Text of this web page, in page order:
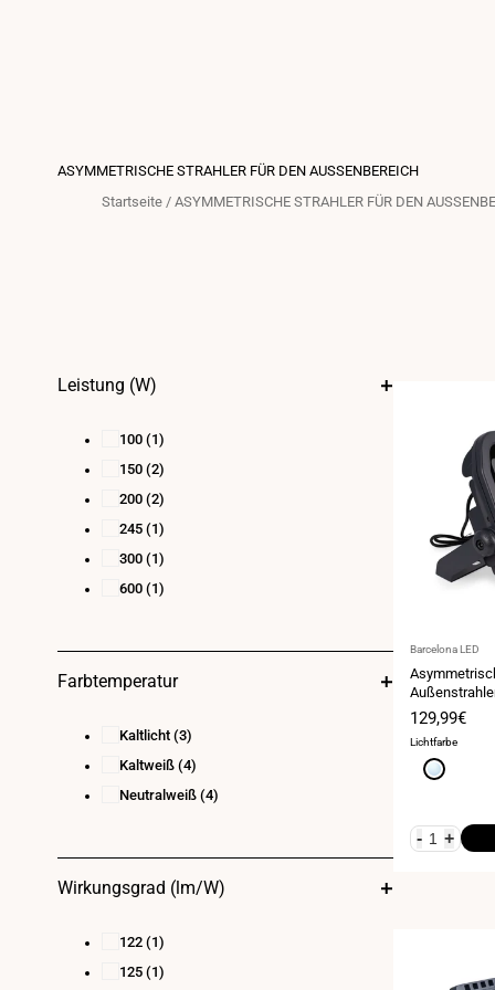
ASYMMETRISCHE STRAHLER FÜR DEN AUSSENBEREICH
Startseite / ASYMMETRISCHE STRAHLER FÜR DEN
Anbieter:
Barcelona LED
IP65
129,99€
Lichtfarbe
Kaltweiß
- +
Leistung (W)
100 (1)
150 (2)
200 (2)
245 (1)
300 (1)
600 (1)
Farbtemperatur
Kaltlicht (3)
Kaltweiß (4)
Neutralweiß (4)
Wirkungsgrad (lm/W)
122 (1)
125 (1)